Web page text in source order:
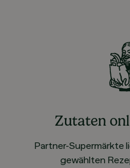
Zutaten
Partner-Supermärkte
gewählten